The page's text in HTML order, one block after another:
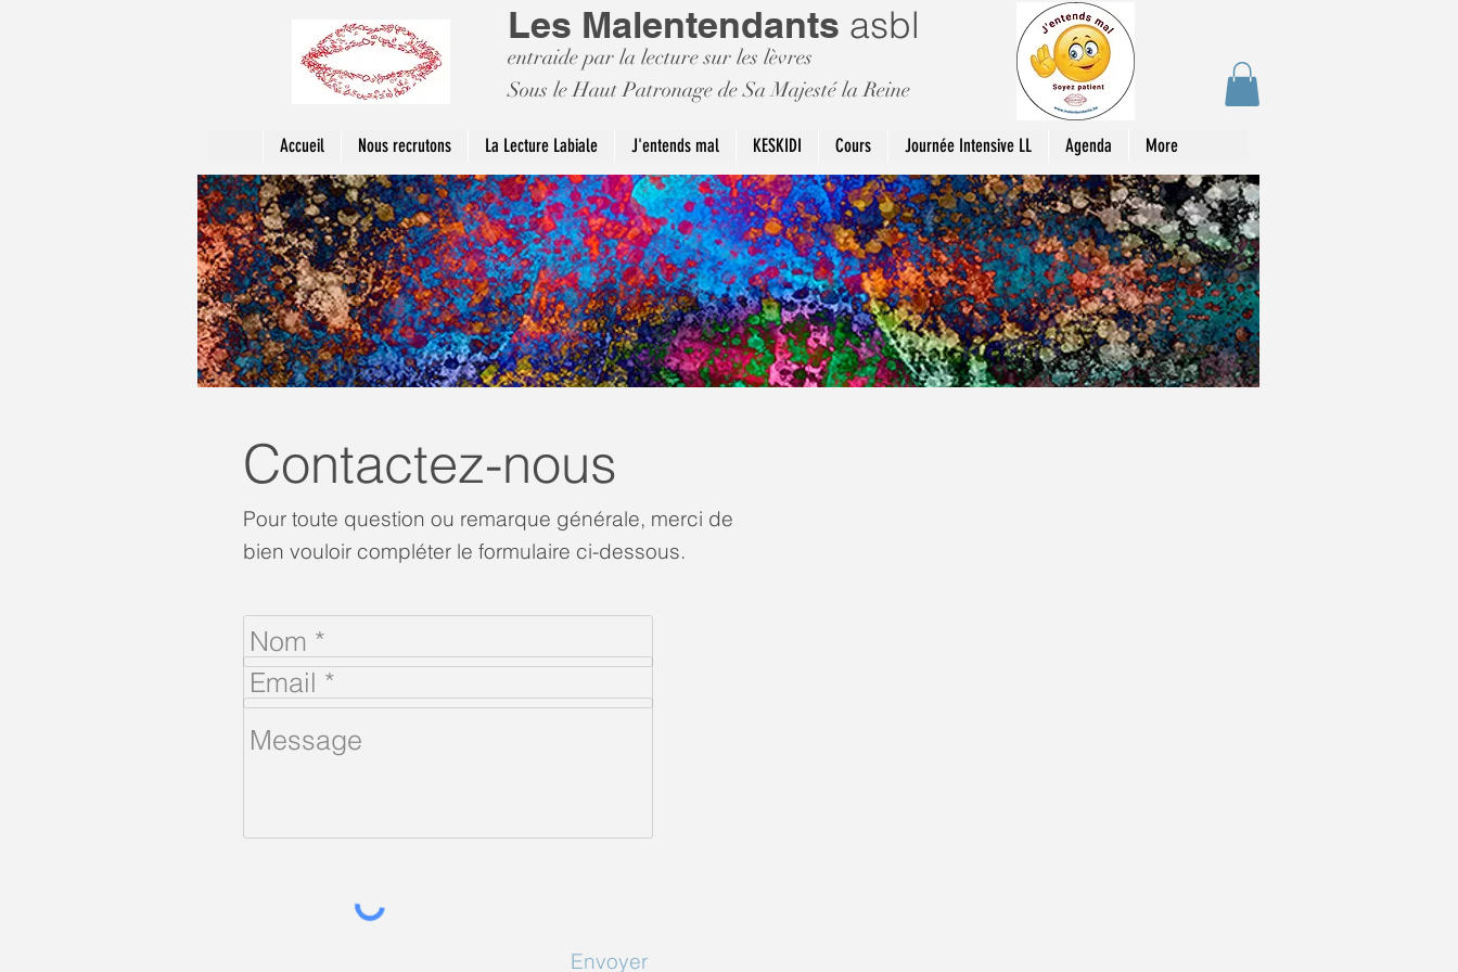
Les Malentendants asbl
entraide par la lecture sur les lèvres
Sous le Haut Patronage de Sa Majesté la Reine
Accueil Nous recrutons La Lecture Labiale J'entends mal KESKIDI Cours Journée Intensive LL Agenda More
Contactez-nous
Pour toute question ou remarque générale, merci de
bien vouloir compléter le formulaire ci-dessous.
Envoyer